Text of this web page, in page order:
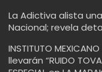
La Adictiva alista
Nacional; revela
INSTITUTO MEXICANO
llevarán “RUIDO